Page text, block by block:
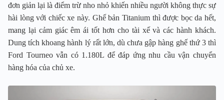
đơn giản lại là điểm trừ nho nhỏ khiến nhiều người không thực sự
hài lòng với chiếc xe này. Ghế bản Titanium thì được bọc da hết,
mang lại cảm giác êm ái tốt hơn cho tài xế và các hành khách.
Dung tích khoang hành lý rất lớn, dù chưa gập hàng ghế thứ 3 thì
Ford Tourneo vẫn có 1.180L để đáp ứng nhu cầu vận chuyển
hàng hóa của chủ xe.